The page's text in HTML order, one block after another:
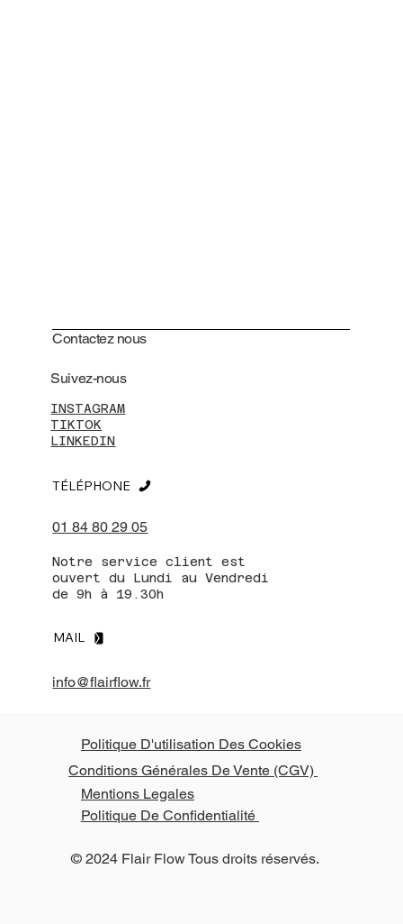
Contactez nous
INSTAGRAM
TIKTOK
LINKEDIN
Suivez-nous
01 84 80 29 05
TÉLÉPHONE
Notre service client est
ouvert du Lundi au Vendredi
de 9h à 19.30h
MAIL
info@flairflow.fr
Politique D'utilisation Des Cookies
Conditions Générales De Vente (CGV)
Mentions Legales
Politique De Confidentialité
© 2024 Flair Flow Tous droits réservés.